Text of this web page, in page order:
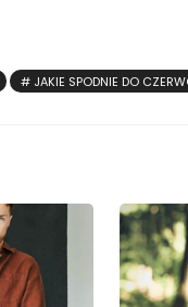
JAKIE SPODNIE DO